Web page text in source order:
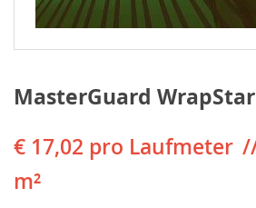
MasterGuard WrapStar
€ 17,02 pro Laufmeter
m²